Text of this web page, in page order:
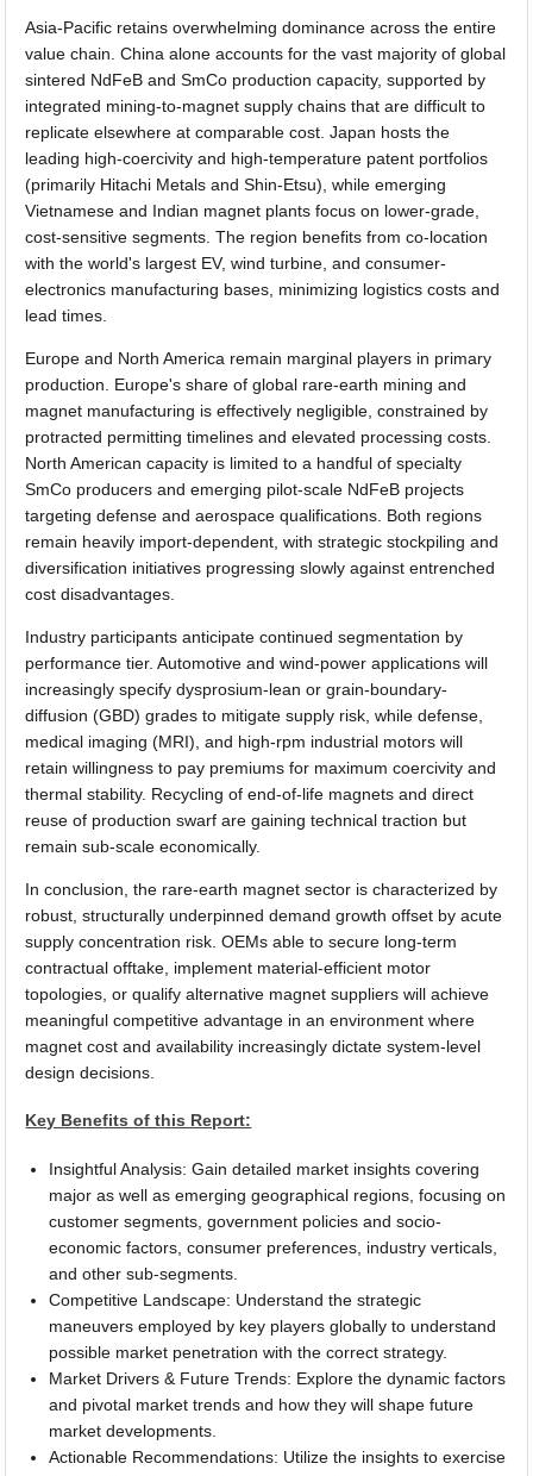
Asia-Pacific retains overwhelming dominance across the entire
value chain. China alone accounts for the vast majority of global
sintered NdFeB and SmCo production capacity, supported by
integrated mining-to-magnet supply chains that are difficult to
replicate elsewhere at comparable cost. Japan hosts the
leading high-coercivity and high-temperature patent portfolios
(primarily Hitachi Metals and Shin-Etsu), while emerging
Vietnamese and Indian magnet plants focus on lower-grade,
cost-sensitive segments. The region benefits from co-location
with the world's largest EV, wind turbine, and consumer-
electronics manufacturing bases, minimizing logistics costs and
lead times.
Europe and North America remain marginal players in primary
production. Europe's share of global rare-earth mining and
magnet manufacturing is effectively negligible, constrained by
protracted permitting timelines and elevated processing costs.
North American capacity is limited to a handful of specialty
SmCo producers and emerging pilot-scale NdFeB projects
targeting defense and aerospace qualifications. Both regions
remain heavily import-dependent, with strategic stockpiling and
diversification initiatives progressing slowly against entrenched
cost disadvantages.
Industry participants anticipate continued segmentation by
performance tier. Automotive and wind-power applications will
increasingly specify dysprosium-lean or grain-boundary-
diffusion (GBD) grades to mitigate supply risk, while defense,
medical imaging (MRI), and high-rpm industrial motors will
retain willingness to pay premiums for maximum coercivity and
thermal stability. Recycling of end-of-life magnets and direct
reuse of production swarf are gaining technical traction but
remain sub-scale economically.
In conclusion, the rare-earth magnet sector is characterized by
robust, structurally underpinned demand growth offset by acute
supply concentration risk. OEMs able to secure long-term
contractual offtake, implement material-efficient motor
topologies, or qualify alternative magnet suppliers will achieve
meaningful competitive advantage in an environment where
magnet cost and availability increasingly dictate system-level
design decisions.
Key Benefits of this Report:
Insightful Analysis: Gain detailed market insights covering
major as well as emerging geographical regions, focusing on
customer segments, government policies and socio-
economic factors, consumer preferences, industry verticals,
and other sub-segments.
Competitive Landscape: Understand the strategic
maneuvers employed by key players globally to understand
possible market penetration with the correct strategy.
Market Drivers & Future Trends: Explore the dynamic factors
and pivotal market trends and how they will shape future
market developments.
Actionable Recommendations: Utilize the insights to exercise